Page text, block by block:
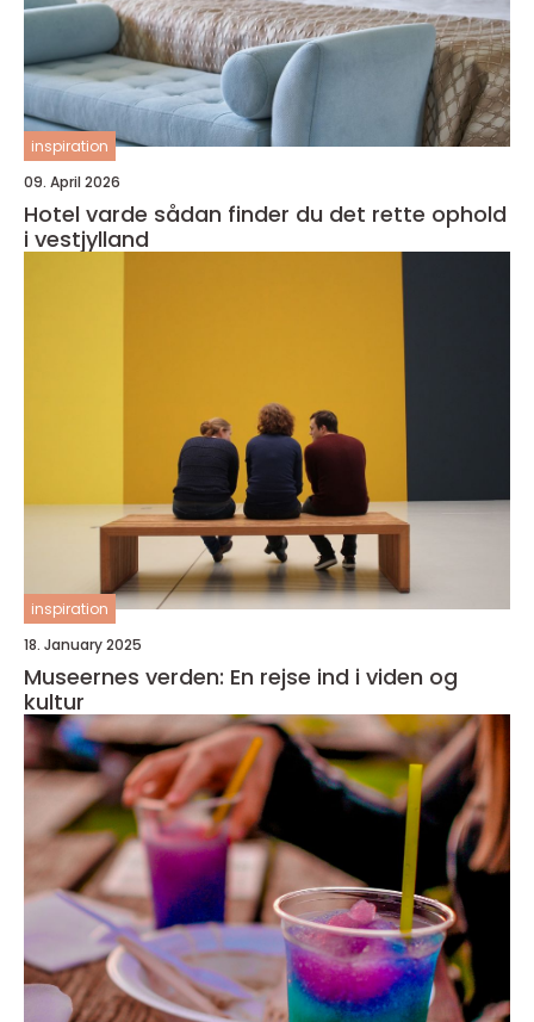
inspiration
09. April 2026
Hotel varde sådan finder du det rette ophold
i vestjylland
inspiration
18. January 2025
Museernes verden: En rejse ind i viden og
kultur